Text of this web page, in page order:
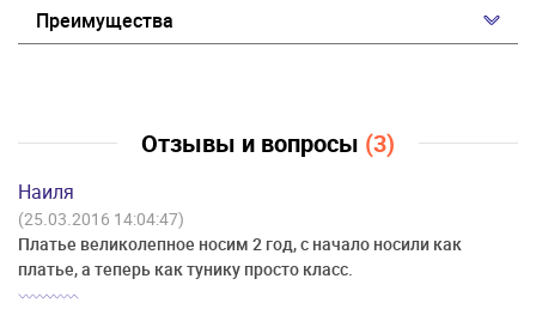
Преимущества
Отзывы и вопросы (3)
Наиля
(25.03.2016 14:04:47)
Платье великолепное носим 2 год, с начало носили как
платье, а теперь как тунику просто класс.